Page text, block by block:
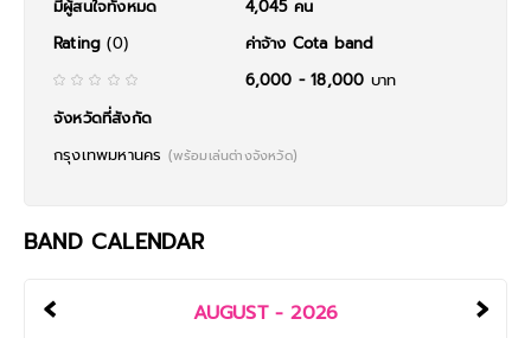
มีผู้สนใจทั้งหมด
4,045 คน
Rating (0)
ค่าจ้าง Cota band
6,000 - 18,000 บาท
จังหวัดที่สังกัด
กรุงเทพมหานคร (พร้อมเล่นต่างจังหวัด)
BAND CALENDAR
‹ ›
AUGUST - 2026